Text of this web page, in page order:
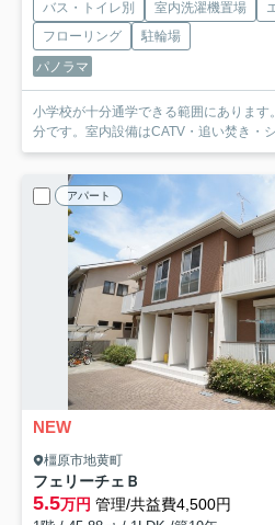
バス・トイレ別 室内洗濯機置場
フローリング
駐輪場
パノラマ
小学校が十分通学できる範囲にありま
分です。室内設備はCATV・追い焚き・
アパート
NEW
橿原市地黄町
フェリーチェＢ
5.5万円 管理/共益費4,500円